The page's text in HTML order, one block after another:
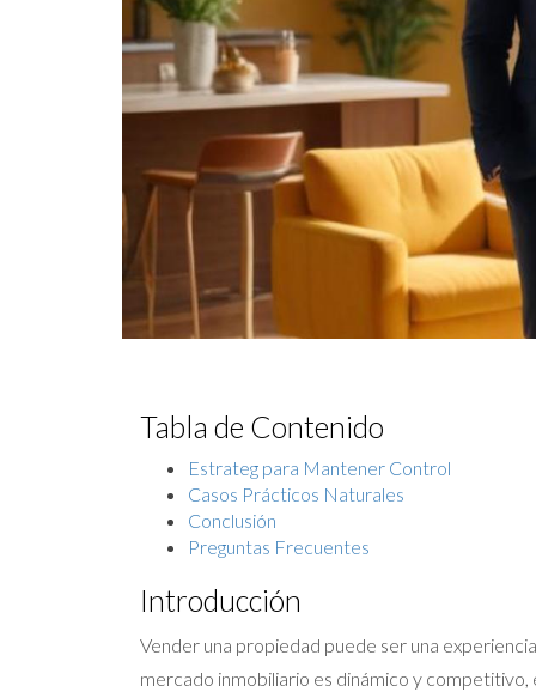
Tabla de Contenido
Estrateg para Mantener Control
Casos Prácticos Naturales
Conclusión
Preguntas Frecuentes
Introducción
Vender una propiedad puede ser una
mercado inmobiliario es dinámico y